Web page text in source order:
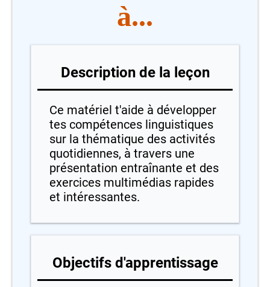
à...
Description de la leçon
Ce matériel t'aide à développer
tes compétences linguistiques
sur la thématique des activités
quotidiennes, à travers une
présentation entraînante et des
exercices multimédias rapides
et intéressantes.
Objectifs d'apprentissage